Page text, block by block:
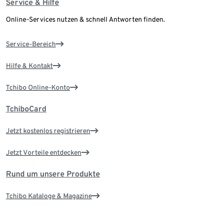
Service & Hilfe
Online-Services nutzen & schnell Antworten finden.
Service-Bereich
Hilfe & Kontakt
Tchibo Online-Konto
TchiboCard
Jetzt kostenlos registrieren
Jetzt Vorteile entdecken
Rund um unsere Produkte
Tchibo Kataloge & Magazine